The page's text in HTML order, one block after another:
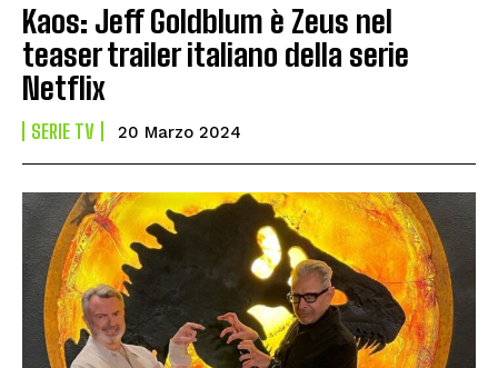
Kaos: Jeff Goldblum è Zeus nel
teaser trailer italiano della serie
Netflix
SERIE TV 20 Marzo 2024